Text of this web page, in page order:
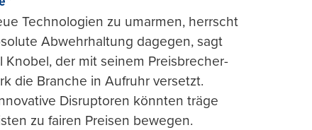
Technologien zu umarmen, herrscht
Abwehrhaltung dagegen, sagt
Knobel, der mit seinem Preisbrecher-
die Branche in Aufruhr versetzt.
Disruptoren könnten träge
zu fairen Preisen bewegen.